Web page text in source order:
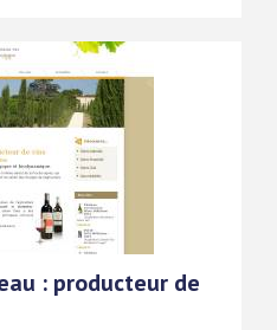
: producteur de